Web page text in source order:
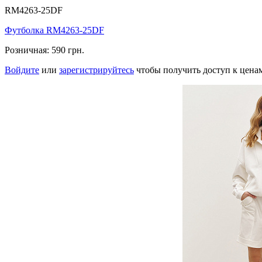
RM4263-25DF
Футболка RM4263-25DF
Розничная: 590 грн.
Войдите или зарегистрируйтесь чтобы получить доступ к